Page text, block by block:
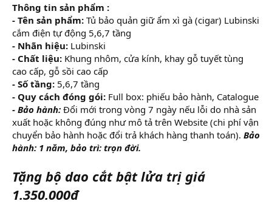
Thông tin sản phẩm :
- Tên sản phẩm: Tủ bảo quản giữ ẩm xì gà (cigar) Lubinski
cắm điện tự động 5,6,7 tầng
- Nhãn hiệu: Lubinski
- Chất liệu: Khung nhôm, cửa kính, khay gỗ tuyết tùng
cao cấp, gỗ sồi cao cấp
- Số tầng: 5,6,7 tầng
- Quy cách đóng gói: Full box: phiếu bảo hành, Catalogue
- Bảo hành: Đổi mới trong vòng 7 ngày nếu lỗi do nhà sản
xuất hoặc không đúng như mô tả trên Website (chi phí vận
chuyển bảo hành hoặc đổi trả khách hàng thanh toán). Bảo
hành: 1 năm, bảo trì: trọn đời.
Tặng bộ dao cắt bật lửa trị giá
1.350.000đ